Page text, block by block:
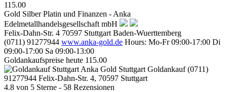
115.00
Gold Silber Platin und Finanzen - Anka
Edelmetallhandelsgesellschaft mbH
Felix-Dahn-Str. 4 70597 Stuttgart Baden-Wuerttemberg
(0711) 91277944 www.anka-gold.de Hours: Mo-Fr 09:00-17:00 Di
09:00-17:00 Sa 09:00-13:00
Goldankaufspreise heute 115.00
Anka Gold Stuttgart Goldankauf (0711)
91277944 Felix-Dahn-Str. 4, 70597 Stuttgart
4.8 von 5 Sterne - 58 Rezensionen